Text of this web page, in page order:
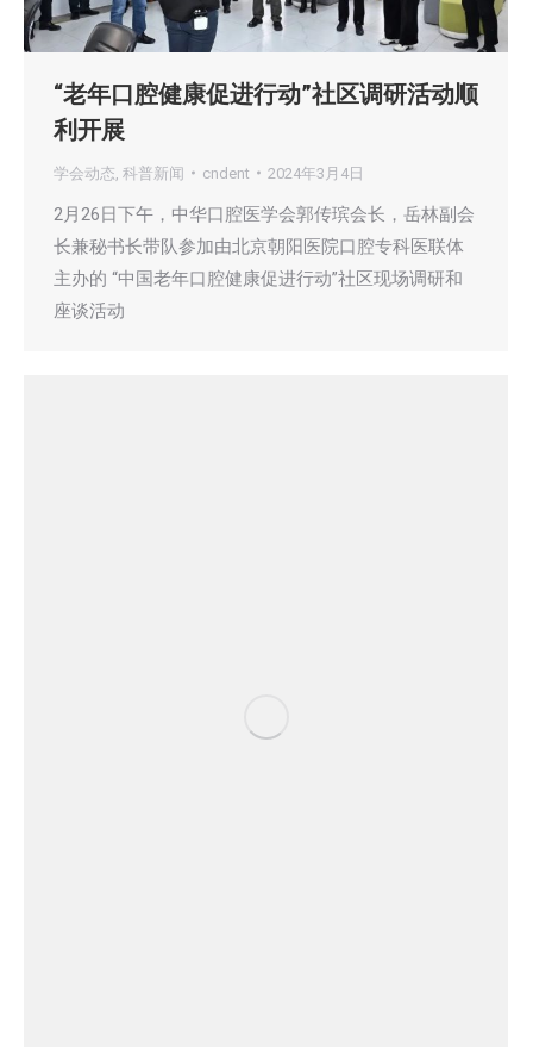
“老年口腔健康促进行动”社区调研活动顺
利开展
学会动态 科普新闻 cndent 2024年3月4日
2月26日下午，中华口腔医学会郭传瑸会长，岳林副会
长兼秘书长带队参加由北京朝阳医院口腔专科医联体
主办的 “中国老年口腔健康促进行动”社区现场调研和
座谈活动